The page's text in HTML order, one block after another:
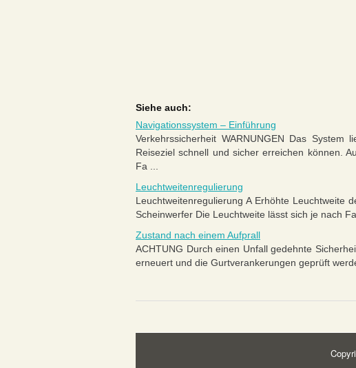
Siehe auch:
Navigationssystem – Einführung
Verkehrssicherheit WARNUNGEN Das
Reiseziel schnell und sicher erreichen können.
Fa ...
Leuchtweitenregulierung
Leuchtweitenregulierung A Erhöhte Leuchtweite
Scheinwerfer Die Leuchtweite lässt sich je nach
Zustand nach einem Aufprall
ACHTUNG Durch einen Unfall gedehnte
erneuert und die Gurtverankerungen geprüft